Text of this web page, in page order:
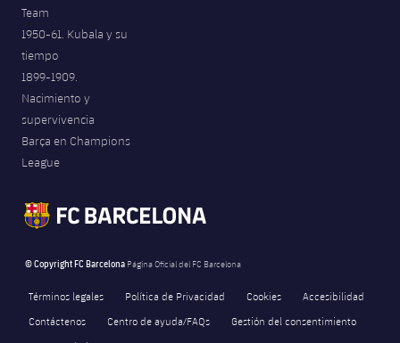
Team
1950-61. Kubala y su
tiempo
1899-1909.
Nacimiento y
supervivencia
Barça en Champions
League
© Copyright FC Barcelona Página Oficial del FC Barcelona
Términos legales Política de Privacidad Cookies
Accesibilidad
Contáctenos
Centro de ayuda/FAQs
Gestión del consentimiento